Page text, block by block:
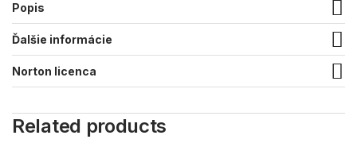
Popis
Ďalšie informácie
Norton licenca
Related products